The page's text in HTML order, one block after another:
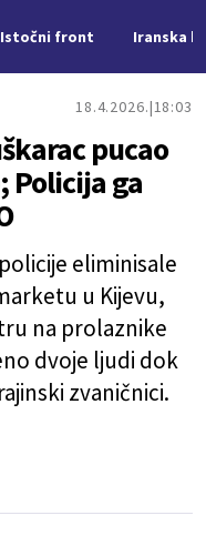
Istočni front Iranska
18.4.2026. 18:03
pucao
Policija ga
eliminisale
u Kijevu,
na prolaznike
dvoje ljudi dok
zvaničnici.